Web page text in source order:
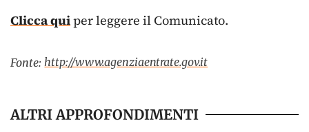
Clicca quiper leggere il Comunicato.
Fonte: http://www.agenziaentrate.gov.it
ALTRI APPROFONDIMENTI